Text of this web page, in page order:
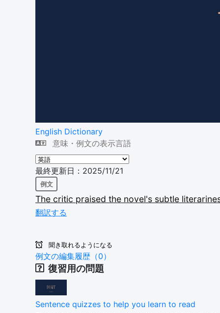
English Dictionary
意味・例文の表示言語
最終更新日：2025/11/21
例文
The critic praised the novel's subtle
翻訳する
聞き取れるようになる
例文の編集履歴（0）
復習用の問題
Sentence quizzes to help you learn to read